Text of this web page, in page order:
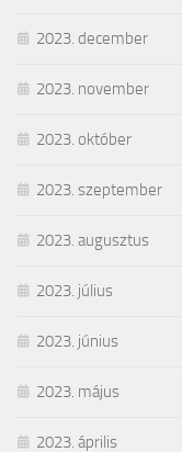
2023. december
2023. november
2023. október
2023. szeptember
2023. augusztus
2023. július
2023. június
2023. május
2023. április